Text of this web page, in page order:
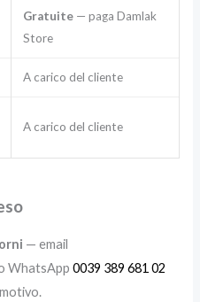
Gratuite — paga Damlak
Store
A carico del cliente
A carico del cliente
— email
WhatsApp0039 389 681 02